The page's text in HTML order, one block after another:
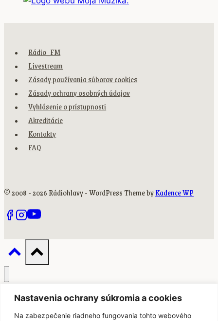
Nastavenia ochrany súkromia a cookies
Na zabezpečenie riadneho fungovania tohto webového
Rádio_FM
Livestream
Zásady používania súborov cookies
Zásady ochrany osobných údajov
Vyhlásenie o prístupnosti
Akreditácie
Kontakty
FAQ
© 2008 - 2026 Rádiohlavy - WordPress Theme byKadence WP
Domov
O cenách child